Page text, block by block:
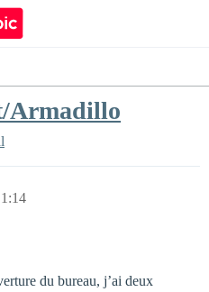
Armadillo
du bureau, j’ai deux